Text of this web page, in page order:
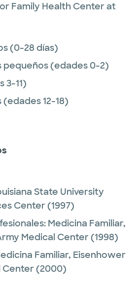
Family Health Center at
(0-28 días)
pequeños (edades 0-2)
3-11)
12-18)
State University
Center (1997)
Medicina Familiar,
Medical Center (1998)
Familiar, Eisenhower
Center (2000)